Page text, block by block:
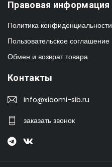
Правовая информация
Политика конфиденциальности
Пользовательское соглашение
Обмен и возврат товара
Контакты
info@xiaomi-sib.ru
заказать звонок